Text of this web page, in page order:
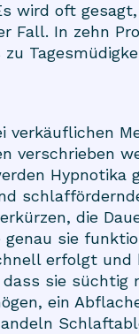
wird oft
Fall. In zehn
verkäuflichen
verschrieben
Hypnotika
die
genau sie
erfolgt und
sie süchtig
ein